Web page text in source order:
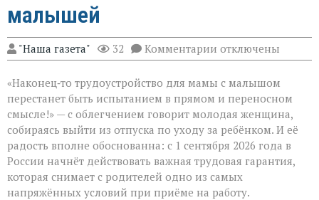
малышей
"Наша газета" 32 Комментарии к
записи
без
риска:
защита
для
родителей
малышей
отключены
«Наконец‑то трудоустройство для мамы с малышом
перестанет быть испытанием в прямом и переносном
смысле!» — с облегчением говорит молодая женщина,
собираясь выйти из отпуска по уходу за ребёнком. И её
радость вполне обоснованна: с 1 сентября 2026 года в
России начнёт действовать важная трудовая гарантия,
которая снимает с родителей одно из самых
напряжённых условий при приёме на работу.